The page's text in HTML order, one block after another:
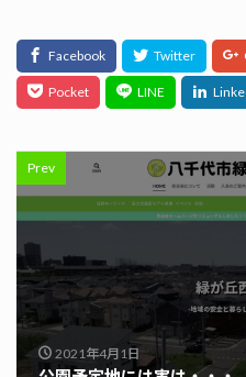
Prev
2021年4月1日